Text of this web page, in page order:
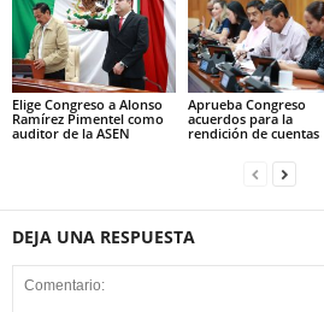
Elige Congreso a Alonso
Ramírez Pimentel como
auditor de la ASEN
Aprueba Congreso
acuerdos para la
rendición de cuentas
DEJA UNA RESPUESTA